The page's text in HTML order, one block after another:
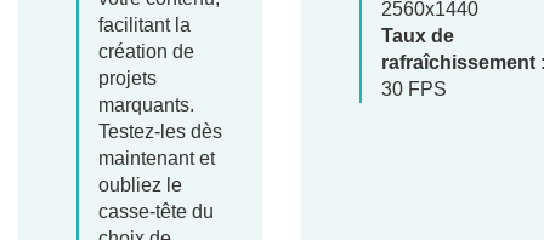
facilitant la
création de
projets
marquants.
Testez-les dès
maintenant et
oubliez le
casse-tête du
2560x1440
Taux de
rafraîchissement
30 FPS